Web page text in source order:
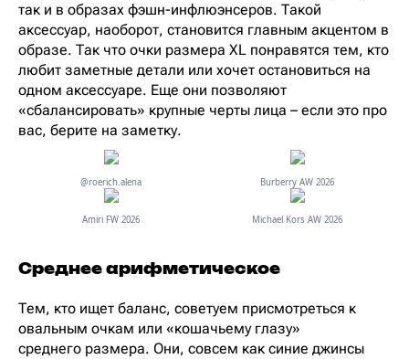
так и в образах фэшн-инфлюэнсеров. Такой
аксессуар, наоборот, становится главным акцентом в
образе. Так что очки размера XL понравятся тем, кто
любит заметные детали или хочет остановиться на
одном аксессуаре. Еще они позволяют
«сбалансировать» крупные черты лица – если это про
вас, берите на заметку.
@roerich.alena Burberry AW 2026
Amiri FW 2026 Michael Kors AW 2026
Среднее арифметическое
Тем, кто ищет баланс, советуем присмотреться к
овальным очкам или «кошачьему глазу»
среднего размера. Они, совсем как синие джинсы